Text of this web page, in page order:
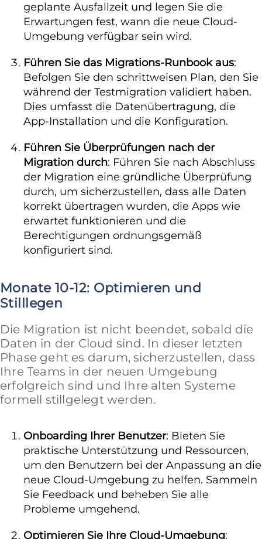
geplante Ausfallzeit und legen Sie die
Erwartungen fest, wann die neue Cloud-
Umgebung verfügbar sein wird.
Führen Sie das Migrations-Runbook aus:
Befolgen Sie den schrittweisen Plan, den Sie
während der Testmigration validiert haben.
Dies umfasst die Datenübertragung, die
App-Installation und die Konfiguration.
Führen Sie Überprüfungen nach der
Migration durch: Führen Sie nach Abschluss
der Migration eine gründliche Überprüfung
durch, um sicherzustellen, dass alle Daten
korrekt übertragen wurden, die Apps wie
erwartet funktionieren und die
Berechtigungen ordnungsgemäß
konfiguriert sind.
Monate 10-12: Optimieren und
Stilllegen
Die Migration ist nicht beendet, sobald die
Daten in der Cloud sind. In dieser letzten
Phase geht es darum, sicherzustellen, dass
Ihre Teams in der neuen Umgebung
erfolgreich sind und Ihre alten Systeme
formell stillgelegt werden.
Onboarding Ihrer Benutzer: Bieten Sie
praktische Unterstützung und Ressourcen,
um den Benutzern bei der Anpassung an die
neue Cloud-Umgebung zu helfen. Sammeln
Sie Feedback und beheben Sie alle
Probleme umgehend.
Optimieren Sie Ihre Cloud-Umgebung: